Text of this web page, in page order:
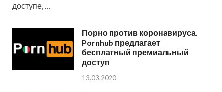
доступе, …
Порно против коронавируса.
Pornhub предлагает
бесплатный премиальный
доступ
13.03.2020